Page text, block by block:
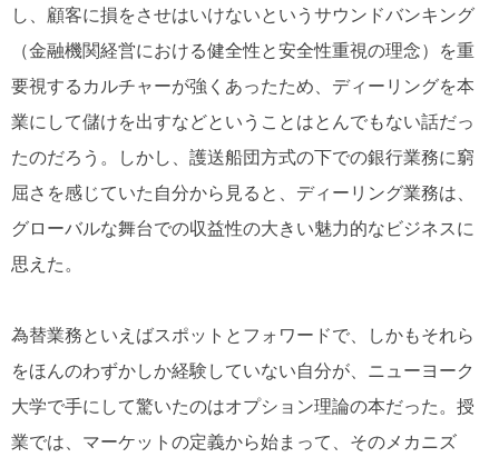
し、顧客に損をさせはいけないというサウンドバンキング
（金融機関経営における健全性と安全性重視の理念）を重
要視するカルチャーが強くあったため、ディーリングを本
業にして儲けを出すなどということはとんでもない話だっ
たのだろう。しかし、護送船団方式の下での銀行業務に窮
屈さを感じていた自分から見ると、ディーリング業務は、
グローバルな舞台での収益性の大きい魅力的なビジネスに
思えた。
為替業務といえばスポットとフォワードで、しかもそれら
をほんのわずかしか経験していない自分が、ニューヨーク
大学で手にして驚いたのはオプション理論の本だった。授
業では、マーケットの定義から始まって、そのメカニズ